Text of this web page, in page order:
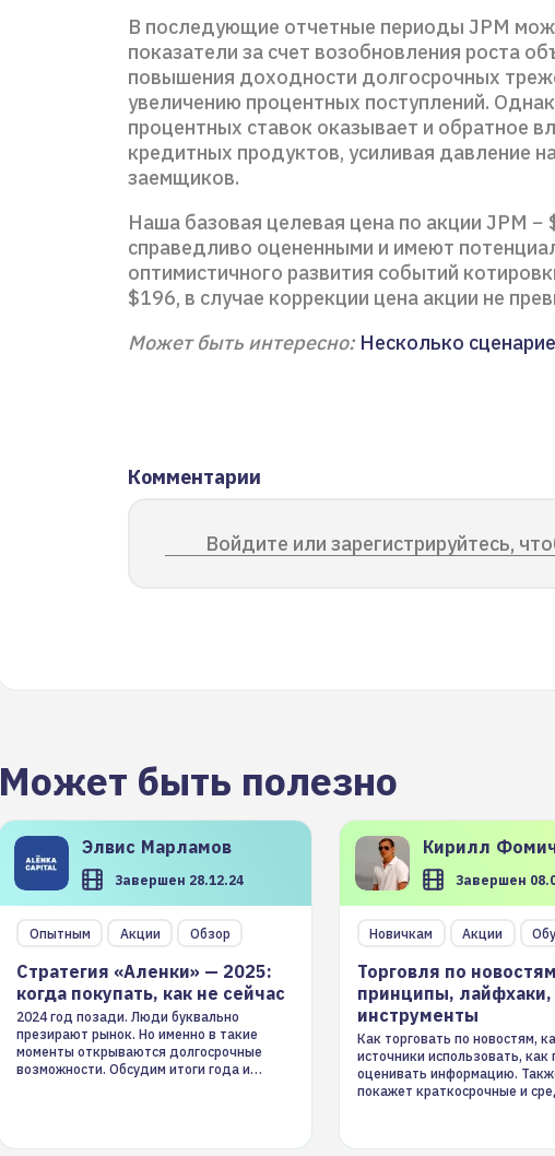
В последующие отчетные периоды JPM
показатели за счет возобновления роста
повышения доходности долгосрочных
увеличению процентных поступлений.
процентных ставок оказывает и обратное
кредитных продуктов, усиливая давление
заемщиков.
Наша базовая целевая цена по акции JPM −
справедливо оцененными и имеют
оптимистичного развития событий
$196, в случае коррекции цена акции не
Может быть интересно: Несколько
Комментарии
Войдите или зарегистрируйтесь,
Может быть полезно
Элвис Марламов
Завершен 28.12.24
Опытным Акции Обзор
Стратегия «Аленки» — 2025:
когда покупать, как не сейчас
2024 год позади. Люди буквально
презирают рынок. Но именно в такие
моменты открываются долгосрочные
возможности. Обсудим итоги года и
Кирилл
Завершен
Новичкам Акции
Торговля по
принципы, лайфхаки,
инструменты
Как торговать по новостям,
источники использовать, как
оценивать информацию.
покажет краткосрочные и